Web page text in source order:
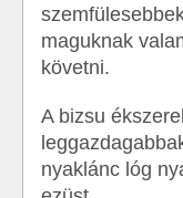
maguknak
követni.
A bizsu
nyaklánc lóg